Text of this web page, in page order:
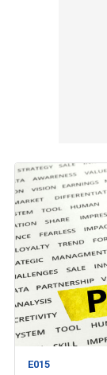
E015